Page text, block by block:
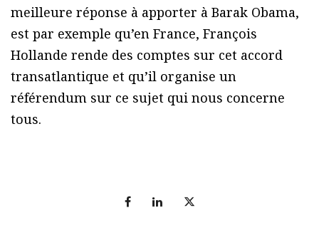
meilleure réponse à apporter à Barak Obama,
est par exemple qu’en France, François
Hollande rende des comptes sur cet accord
transatlantique et qu’il organise un
référendum sur ce sujet qui nous concerne
tous.